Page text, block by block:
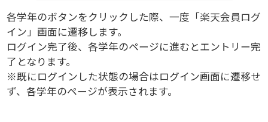
各学年のボタンをクリックした際、一度「楽天会員ログ
イン」画面に遷移します。
ログイン完了後、各学年のページに進むとエントリー完
了となります。
※既にログインした状態の場合はログイン画面に遷移せ
ず、各学年のページが表示されます。